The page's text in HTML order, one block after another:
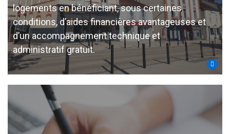
logements en bénéficiant, sous certaines
conditions, d’aides financières avantageuses et
d’un accompagnement technique et
administratif gratuit.